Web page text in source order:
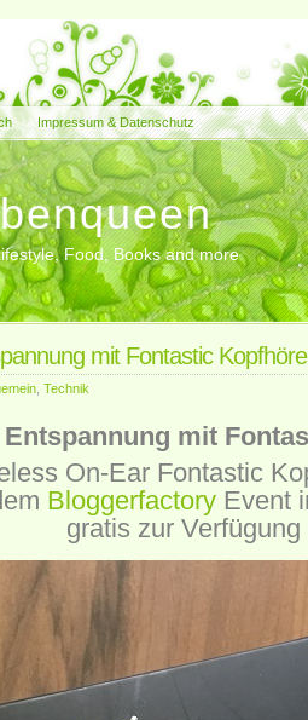
Impressum & Datenschutz
Food, Books and more
mit Fontastic
Technik
Entspannung mit
On-Ear Fontastic
Bloggerfactory Event
gratis zur